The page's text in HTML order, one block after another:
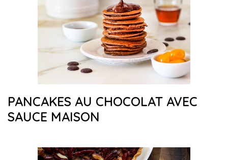
PANCAKES AU CHOCOLAT AVEC
SAUCE MAISON